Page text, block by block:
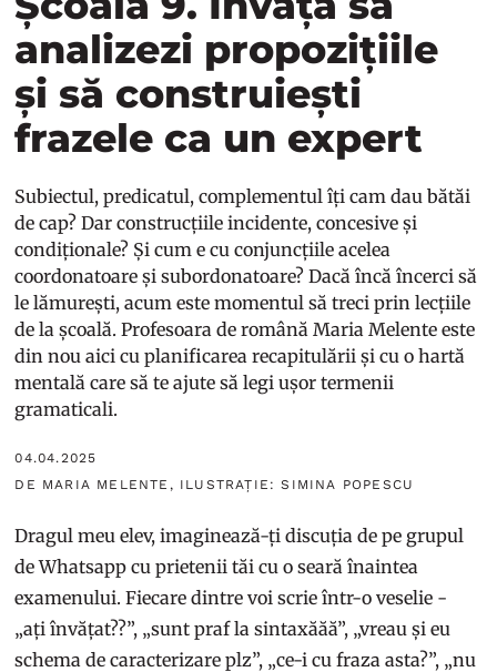
analizezi propozițiile
și să construiești
frazele ca un expert
Subiectul, predicatul, complementul îți cam dau bătăi
de cap? Dar construcțiile incidente, concesive și
condiționale? Și cum e cu conjuncțiile acelea
coordonatoare și subordonatoare? Dacă încă încerci să
le lămurești, acum este momentul să treci prin lecțiile
de la școală. Profesoara de română Maria Melente este
din nou aici cu planificarea recapitulării și cu o hartă
mentală care să te ajute să legi ușor termenii
gramaticali.
04.04.2025
DE MARIA MELENTE, ILUSTRAȚIE: SIMINA POPESCU
Dragul meu elev, imaginează-ți discuția de pe grupul
de Whatsapp cu prietenii tăi cu o seară înaintea
examenului. Fiecare dintre voi scrie într-o veselie -
„ați învățat??”, „sunt praf la sintaxăăă”, „vreau și eu
schema de caracterizare plz”, „ce-i cu fraza asta?”, „nu